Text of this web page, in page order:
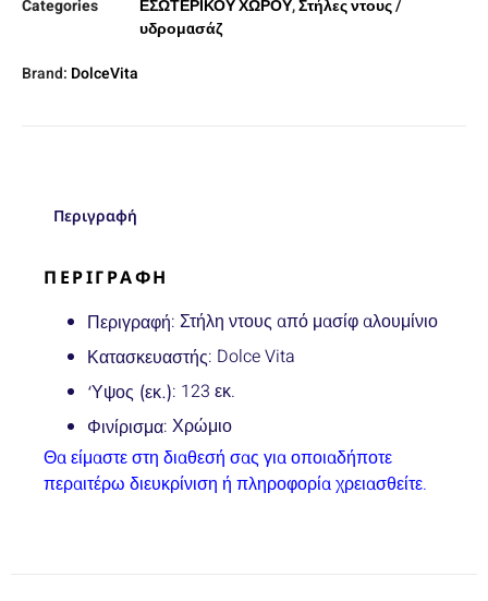
Categories
ΕΣΩΤΕΡΙΚΟΥ ΧΩΡΟΥ,Στήλες ντους /
υδρομασάζ
Brand: DolceVita
Περιγραφή
ΠΕΡΙΓΡΑΦΉ
Περιγραφή: Στήλη ντους από μασίφ αλουμίνιο
Κατασκευαστής: Dolce Vita
‘Υψος (εκ.): 123 εκ.
Φινίρισμα: Χρώμιο
Θα είμαστε στη διαθεσή σας για οποιαδήποτε
περαιτέρω διευκρίνιση ή πληροφορία χρειασθείτε.